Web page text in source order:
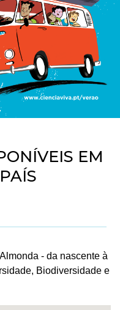
EM
Almonda - da nascente à
Biodiversidade e